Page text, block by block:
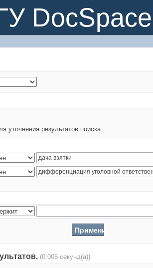
DocSpace
уточнения результатов поиска.
(0.005 секунд(а))